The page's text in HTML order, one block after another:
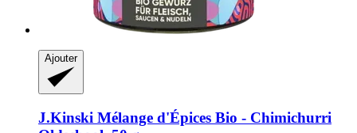
Ajouter
J.Kinski Mélange d'Épices Bio -​ Chimichurri